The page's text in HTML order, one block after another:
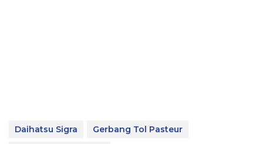
Daihatsu Sigra
Gerbang Tol Pasteur